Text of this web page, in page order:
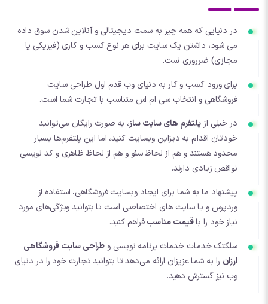
در دنیایی که همه چیز به سمت دیجیتالی و آنلاین شدن سوق داده
می شود، داشتن یک سایت برای هر نوع کسب و کاری (فیزیکی یا
مجازی) ضرروری است.
برای ورود کسب و کار به دنیای وب قدم اول طراحی سایت
فروشگاهی و انتخاب سی ام اس متناسب با تجارت شما است.
در خیلی از پلتفرم های سایت ساز، به صورت رایگان می‌توانید
خودتان اقدام به دیزاین وبسایت کنید، اما این پلتفرم‌ها بسیار
محدود هستند و هم از لحاظ سئو و هم از لحاظ ظاهری و کد نویسی
نواقص زیادی دارند.
پیشنهاد ما به شما برای ایجاد وبسایت فروشگاهی، استفاده از
وردپرس و یا سایت های اختصاصی است تا بتوانید ویژگی‌های مورد
نیاز خود را باقیمت مناسبفراهم کنید.
سلکتک خدمات خدمات برنامه نویسی و طراحی سایت فروشگاهی
ارزان را به شما عزیزان ارائه می‌دهد تا بتوانید تجارت خود را در دنیای
وب نیز گسترش دهید.